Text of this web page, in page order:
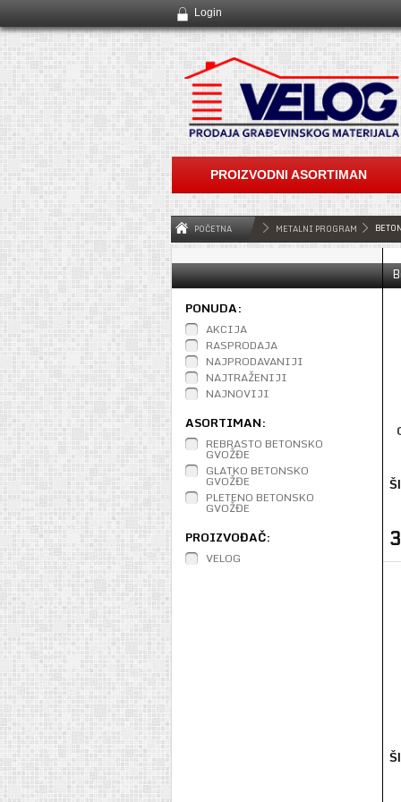
Login
PROIZVODNI ASORTIMAN
POČETNA METALNI PROGRAM
PONUDA:
AKCIJA
RASPRODAJA
NAJPRODAVANIJI
NAJTRAŽENIJI
NAJNOVIJI
ASORTIMAN:
REBRASTO BETONSKO
GVOŽĐE
GLATKO BETONSKO
GVOŽĐE
PLETENO BETONSKO
GVOŽĐE
PROIZVOĐAČ:
VELOG